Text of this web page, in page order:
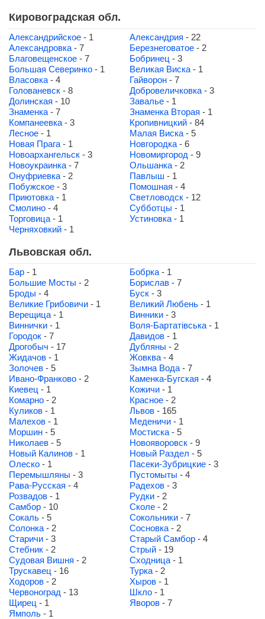
Кировоградская обл.
Александрийское - 1 Александрия - 22
Александровка - 7 Березнеговатое - 2
Благовещенское - 7 Бобринец - 3
Большая Северинко - 1 Великая Виска - 1
Власовка - 4 Гайворон - 7
Голованевск - 8 Добровеличковка - 3
Долинская - 10 Завалье - 1
Знаменка - 7 Знаменка Вторая - 1
Компанеевка - 3 Кропивницкий - 84
Лесное - 1 Малая Виска - 5
Новая Прага - 1 Новгородка - 6
Новоархангельск - 3 Новомиргород - 9
Новоукраинка - 7 Ольшанка - 2
Онуфриевка - 2 Павлыш - 1
Побужское - 3 Помошная - 4
Приютовка - 1 Светловодск - 12
Смолино - 4 Субботцы - 1
Торговица - 1 Устиновка - 1
Черняховкий - 1
Львовская обл.
Бар - 1 Бобрка - 1
Большие Мосты - 2 Борислав - 7
Броды - 4 Буск - 3
Великие Грибовичи - 1 Великий Любень - 1
Верещица - 1 Винники - 3
Виннички - 1 Воля-Бартатівська - 1
Городок - 7 Давидов - 1
Дрогобыч - 17 Дубляны - 2
Жидачов - 1 Жовква - 4
Золочев - 5 Зымна Вода - 7
Ивано-Франково - 2 Каменка-Бугская - 4
Киевец - 1 Кожичи - 1
Комарно - 2 Красное - 2
Куликов - 1 Львов - 165
Малехов - 1 Меденичи - 1
Моршин - 5 Мостиска - 5
Николаев - 5 Новояворовск - 9
Новый Калинов - 1 Новый Раздел - 5
Олеско - 1 Пасеки-Зубрицкие - 3
Перемышляны - 3 Пустомыты - 4
Рава-Русская - 4 Радехов - 3
Розвадов - 1 Рудки - 2
Самбор - 10 Сколе - 2
Сокаль - 5 Сокольники - 7
Солонка - 2 Сосновка - 2
Старичи - 3 Старый Самбор - 4
Стебник - 2 Стрый - 19
Судовая Вишня - 2 Сходница - 1
Трускавец - 16 Турка - 2
Ходоров - 2 Хыров - 1
Червоноград - 13 Шкло - 1
Щирец - 1 Яворов - 7
Ямполь - 1